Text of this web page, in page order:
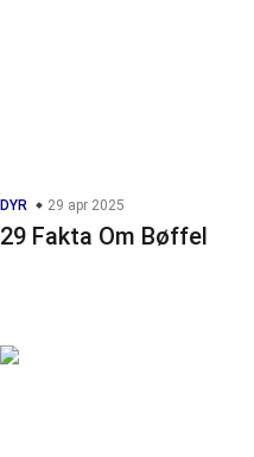
DYR 29 apr 2025
29 Fakta Om Bøffel